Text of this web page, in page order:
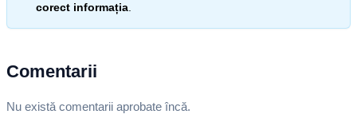
corect informația
Comentarii
Nu există comentarii aprobate încă.